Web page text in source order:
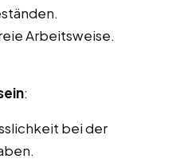
Arbeitsweise.
:
bei der